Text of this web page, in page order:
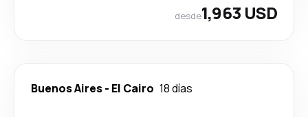
desde1,963 USD
Buenos Aires- El Cairo 18 días